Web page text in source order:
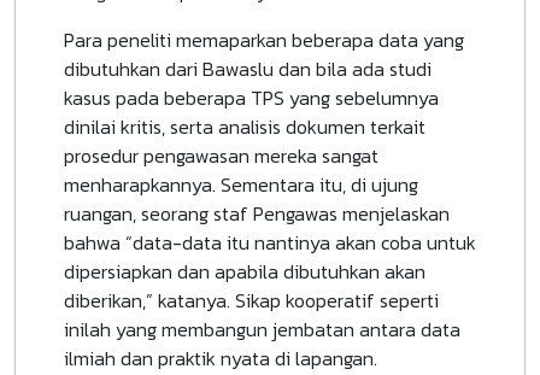
Para peneliti memaparkan beberapa data yang
dibutuhkan dari Bawaslu dan bila ada studi
kasus pada beberapa TPS yang sebelumnya
dinilai kritis, serta analisis dokumen terkait
prosedur pengawasan mereka sangat
menharapkannya. Sementara itu, di ujung
ruangan, seorang staf Pengawas menjelaskan
bahwa “data-data itu nantinya akan coba untuk
dipersiapkan dan apabila dibutuhkan akan
diberikan,” katanya. Sikap kooperatif seperti
inilah yang membangun jembatan antara data
ilmiah dan praktik nyata di lapangan.